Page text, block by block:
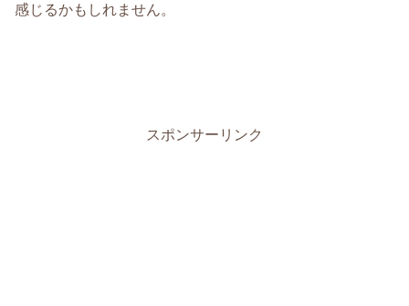
感じるかもしれません。
スポンサーリンク